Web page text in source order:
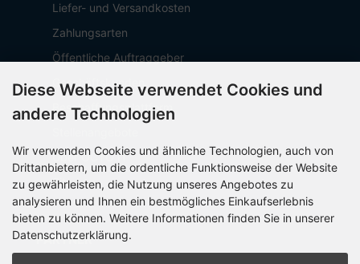
Liefer- und Versandkosten
Zahlungsarten
Öffentliche Auftraggeber
Geschäftskunden
Beschaffungsplattform
Über OCTO IT
Sitemap
PARTNER
Diese Webseite verwendet Cookies und
andere Technologien
Wir verwenden Cookies und ähnliche Technologien, auch von
Drittanbietern, um die ordentliche Funktionsweise der Website
zu gewährleisten, die Nutzung unseres Angebotes zu
analysieren und Ihnen ein bestmögliches Einkaufserlebnis
bieten zu können. Weitere Informationen finden Sie in unserer
Datenschutzerklärung.